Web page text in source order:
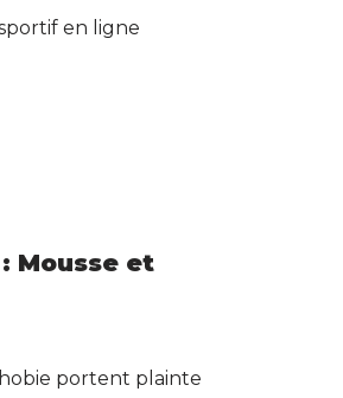
en ligne
Mousse et
portent plainte